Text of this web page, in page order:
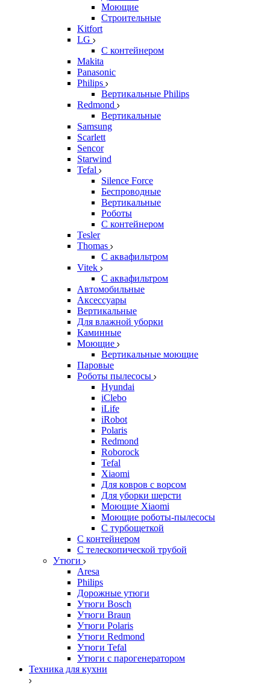
Моющие
Строительные
Kitfort
LG
С контейнером
Makita
Panasonic
Philips
Вертикальные Philips
Redmond
Вертикальные
Samsung
Scarlett
Sencor
Starwind
Tefal
Silence Force
Беспроводные
Вертикальные
Роботы
С контейнером
Tesler
Thomas
С аквафильтром
Vitek
С аквафильтром
Автомобильные
Аксессуары
Вертикальные
Для влажной уборки
Каминные
Моющие
Вертикальные моющие
Паровые
Роботы пылесосы
Hyundai
iClebo
iLife
iRobot
Polaris
Redmond
Roborock
Tefal
Xiaomi
Для ковров с ворсом
Для уборки шерсти
Моющие Xiaomi
Моющие роботы-пылесосы
С турбощеткой
С контейнером
С телескопической трубой
Утюги
Aresa
Philips
Дорожные утюги
Утюги Bosch
Утюги Braun
Утюги Polaris
Утюги Redmond
Утюги Tefal
Утюги с парогенератором
Техника для кухни